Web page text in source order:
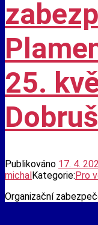
25.
Publikováno 17. 4.
michalKategorie:Pro
Organizační